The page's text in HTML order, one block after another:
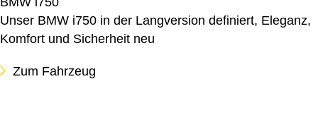
Unser BMW i750 in der Langversion definiert, Eleganz,
Komfort und Sicherheit neu
Zum Fahrzeug